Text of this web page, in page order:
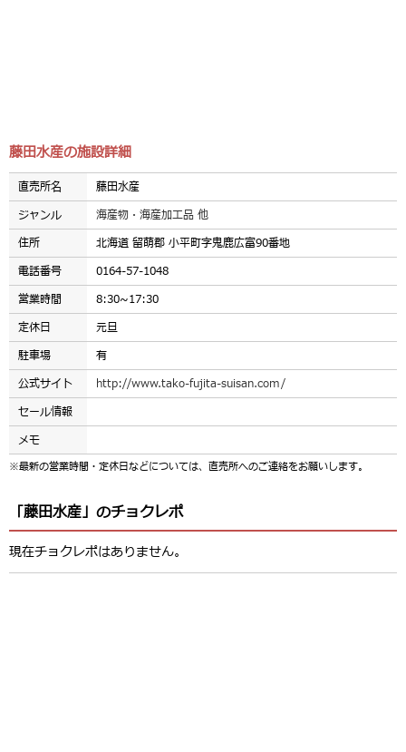
藤田水産の施設詳細
直売所名
藤田水産
ジャンル
海産物・海産加工品 他
住所
北海道 留萌郡 小平町字鬼鹿広富90番地
電話番号
0164-57-1048
営業時間
8:30~17:30
定休日
元旦
駐車場
有
公式サイト
http://www.tako-fujita-suisan.com/
セール情報
メモ
※最新の営業時間・定休日などについては、直売所へのご連絡をお願いします。
「藤田水産」のチョクレポ
現在チョクレポはありません。